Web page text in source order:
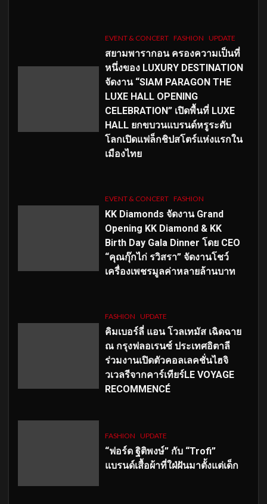
EVENT & CONCERT FASHION UPDATE
สยามพารากอน ครองความเป็นที่
หนึ่งของ LUXURY DESTINATION
จัดงาน “SIAM PARAGON THE
LUXE HALL OPENING
CELEBRATION” เปิดพื้นที่ LUXE
HALL ยกขบวนแบรนด์หรูระดับ
โลกเปิดแฟล็กชิปสโตร์แห่งแรกใน
เมืองไทย
EVENT & CONCERT FASHION
KK Diamonds จัดงาน Grand
Opening KK Diamond & KK
Birth Day Gala Dinner โดย CEO
“คุณกุ๊กไก่ รวิสรา” จัดงานโชว์
เครื่องเพชรมูลค่าหลายล้านบาท
FASHION UPDATE
คิมเบอร์ลี่ แอน โวลเทมัส เฉิดฉาย
ณ กรุงฟลอเรนซ์ ประเทศอิตาลี
ร่วมงานเปิดตัวคอลเลคชั่นไฮจิ
วเวลรีจากคาร์เทียร์LE VOYAGE
RECOMMENCÉ
FASHION UPDATE
“ฟอร์ด ฐิติพงษ์” กับ “Trofi”
แบรนด์เสื้อผ้าที่ใฝ่ฝันมาตั้งแต่เด็ก